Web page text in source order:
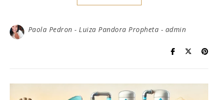
Paola Pedron - Luiza Pandora Propheta - admin